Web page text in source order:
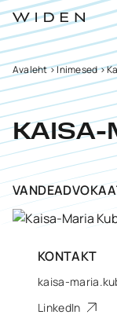
Avaleht>Inimesed>
KAISA-
KONTAKT
kaisa-
LinkedIn